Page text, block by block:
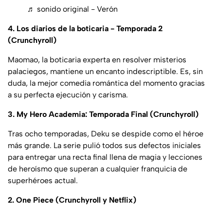
♬ sonido original - Verón
4. Los diarios de la boticaria - Temporada 2
(Crunchyroll)
Maomao, la boticaria experta en resolver misterios
palaciegos, mantiene un encanto indescriptible. Es, sin
duda, la mejor comedia romántica del momento gracias
a su perfecta ejecución y carisma.
3. My Hero Academia: Temporada Final (Crunchyroll)
Tras ocho temporadas, Deku se despide como el héroe
más grande. La serie pulió todos sus defectos iniciales
para entregar una recta final llena de magia y lecciones
de heroísmo que superan a cualquier franquicia de
superhéroes actual.
2. One Piece (Crunchyroll y Netflix)